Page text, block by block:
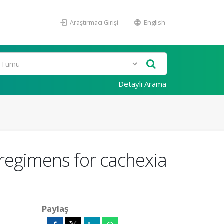
Araştırmacı Girişi English
Detaylı Arama
for cachexia
Paylaş